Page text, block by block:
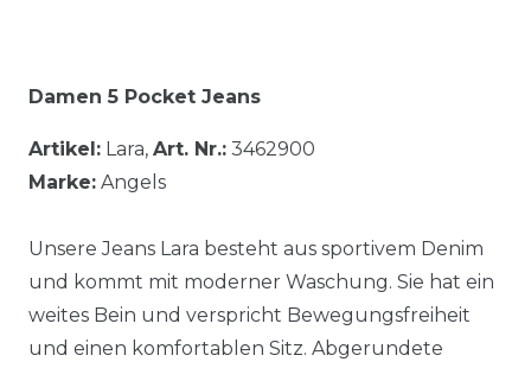
Damen 5 Pocket Jeans
Artikel: Lara, Art. Nr.: 3462900
Marke: Angels
Unsere Jeans Lara besteht aus sportivem Denim
und kommt mit moderner Waschung. Sie hat ein
weites Bein und verspricht Bewegungsfreiheit
und einen komfortablen Sitz. Abgerundete